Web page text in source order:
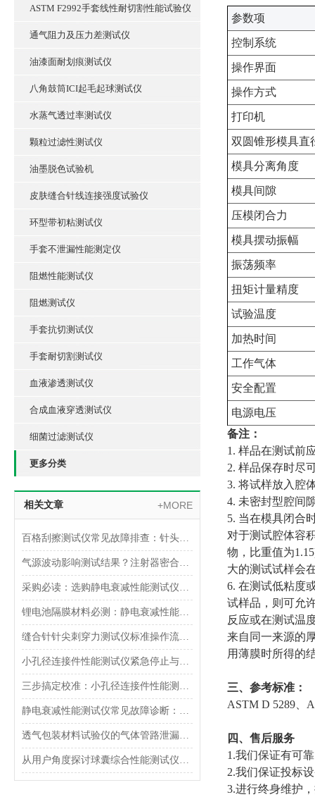
ASTM F2992手套线性耐切割性能试验仪
通气阻力及压力差测试仪
油漆面耐划痕测试仪
八角鼓筒ICI起毛起球测试仪
水蒸气透过率测试仪
颗粒过滤性测试仪
油墨脱色试验机
皮肤缝合针线连接强度试验仪
环型带初粘测试仪
手套不泄漏性能测定仪
阻燃性能测试仪
阻燃测试仪
手套抗切测试仪
手套耐切割测试仪
血液渗透测试仪
合成血液穿透测试仪
细菌过滤测试仪
更多分类
相关文章 +MORE
百格刮擦测试仪常见故障排查：针头磨损与运动轨迹偏移
气源波动影响测试结果？注射器密合性正压测试仪的稳压设计分析
采购必读：选购静电衰减性能测试仪的5个核心参数与避坑指南
锂电池隔膜材料必测：静电衰减性能测试仪的操作难点突破
缝合针针尖刺穿力测试仪标准操作流程（SOP）及实验员培训要点
小孔径连接件性能测试仪紧急停止与异常状态下的安全复位操作
三步搞定校准：小孔径连接件性能测试仪的每日开机自检流程详解
静电衰减性能测试仪常见故障诊断：充电不稳定与电位漂移排查
透气包装材料试验仪的气体管路泄漏防护与废气排放系统详解
从用户角度探讨球囊综合性能测试仪的故障问题
‌参数项‌
控制系统
操作界面
操作方式
打印机
双圆锥形模具直
模具分离角度
模具间隙
压模闭合力
模具摆动振幅
振荡频率
扭矩计量精度
试验温度
加热时间
工作气体
安全配置
电源电压
备注：
1. 样品在测试前
2. 样品保存时尽
3. 将试样放入腔
4. 未密封型腔间
5. 当在模具闭合
对于测试腔体容
物，比重值为
大的测试试样会
6. 在测试低粘度
试样品，则可允
反应或在测试温
来自同一来源的
用薄膜时所得的
‌三、参考标准：
ASTM D 5289、
四、售后服务
1.我们保证有可
2.我们保证投标
3.进行终身维护